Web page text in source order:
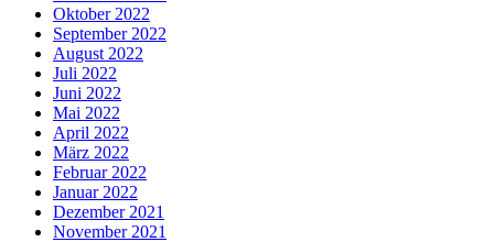
Oktober 2022
September 2022
August 2022
Juli 2022
Juni 2022
Mai 2022
April 2022
März 2022
Februar 2022
Januar 2022
Dezember 2021
November 2021